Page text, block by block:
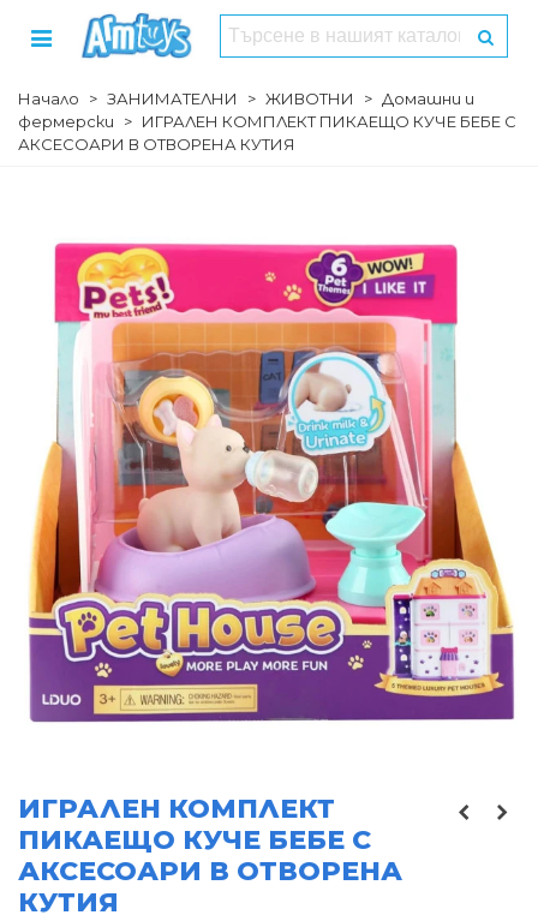
Начало > ЗАНИМАТЕЛНИ > ЖИВОТНИ > Домашни и
фермерски
> ИГРАЛЕН КОМПЛЕКТ ПИКАЕЩО КУЧЕ БЕБЕ С
АКСЕСОАРИ В ОТВОРЕНА КУТИЯ
ИГРАЛЕН КОМПЛЕКТ
ПИКАЕЩО КУЧЕ БЕБЕ С
АКСЕСОАРИ В ОТВОРЕНА
КУТИЯ